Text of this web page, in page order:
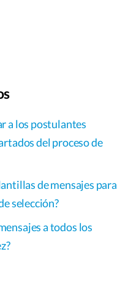
a los postulantes
del proceso de
de mensajes para
selección?
a todos los